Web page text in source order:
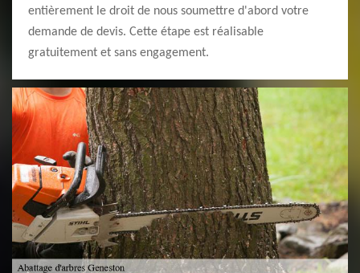
entièrement le droit de nous soumettre d'abord votre
demande de devis. Cette étape est réalisable
gratuitement et sans engagement.